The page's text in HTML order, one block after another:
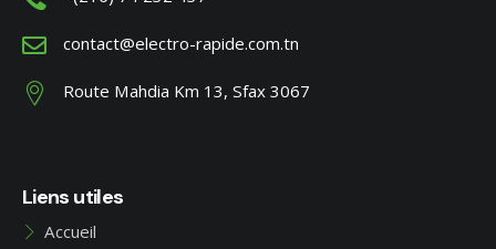
contact@electro-rapide.com.tn
Route Mahdia Km 13, Sfax 3067
Liens utiles
Accueil